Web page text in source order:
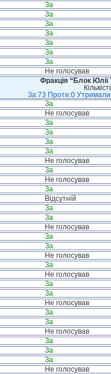
За
За
За
За
За
За
За
Не голосував
Фракція “Блок
За:73 Проти:0
За
Не голосував
За
За
За
За
Не голосував
За
Не голосував
За
Відсутній
За
За
Не голосував
За
За
Не голосував
За
Не голосував
За
За
Не голосував
За
За
Не голосував
За
За
За
Не голосував